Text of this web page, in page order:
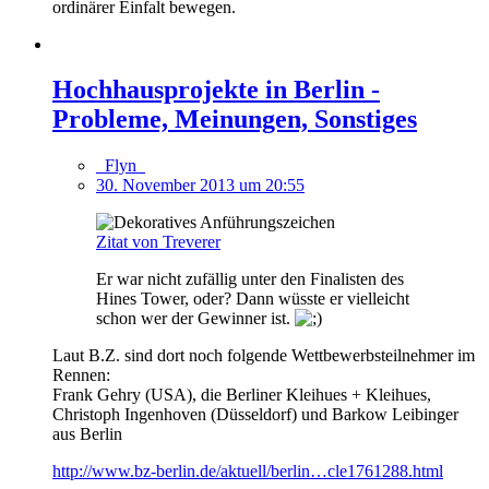
ordinärer Einfalt bewegen.
Hochhausprojekte in Berlin -
Probleme, Meinungen, Sonstiges
_Flyn_
30. November 2013 um 20:55
Zitat von Treverer
Er war nicht zufällig unter den Finalisten des
Hines Tower, oder? Dann wüsste er vielleicht
schon wer der Gewinner ist.
Laut B.Z. sind dort noch folgende Wettbewerbsteilnehmer im
Rennen:
Frank Gehry (USA), die Berliner Kleihues + Kleihues,
Christoph Ingenhoven (Düsseldorf) und Barkow Leibinger
aus Berlin
http://www.bz-berlin.de/aktuell/berlin…cle1761288.html